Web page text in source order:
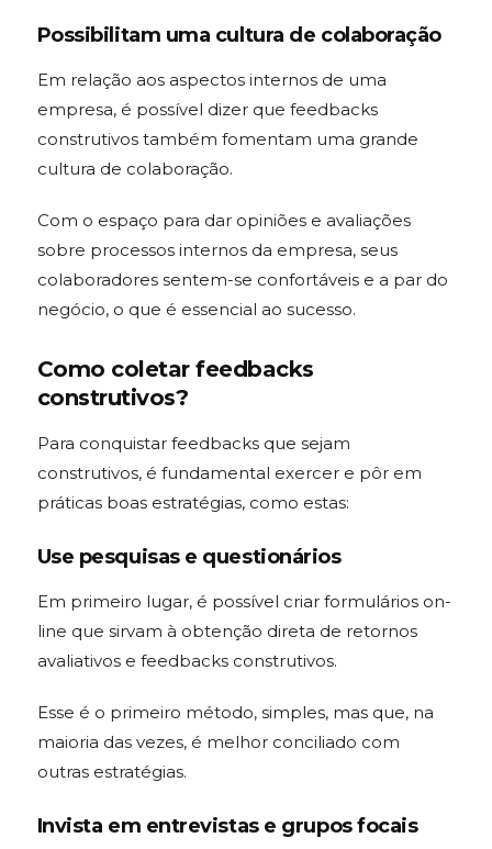
Possibilitam uma cultura de colaboração
Em relação aos aspectos internos de uma
empresa, é possível dizer que feedbacks
construtivos também fomentam uma grande
cultura de colaboração.
Com o espaço para dar opiniões e avaliações
sobre processos internos da empresa, seus
colaboradores sentem-se confortáveis e a par do
negócio, o que é essencial ao sucesso.
Como coletar feedbacks
construtivos?
Para conquistar feedbacks que sejam
construtivos, é fundamental exercer e pôr em
práticas boas estratégias, como estas:
Use pesquisas e questionários
Em primeiro lugar, é possível criar formulários on-
line que sirvam à obtenção direta de retornos
avaliativos e feedbacks construtivos.
Esse é o primeiro método, simples, mas que, na
maioria das vezes, é melhor conciliado com
outras estratégias.
Invista em entrevistas e grupos focais